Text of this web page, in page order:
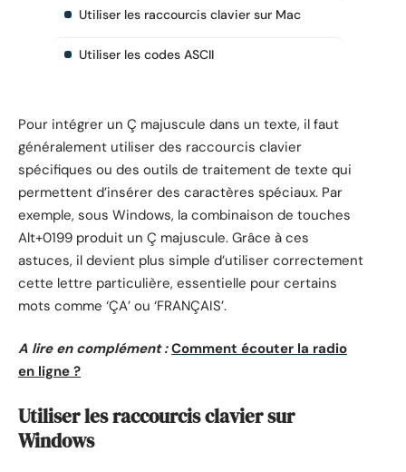
Utiliser les raccourcis clavier sur Mac
Utiliser les codes ASCII
Pour intégrer un Ç majuscule dans un texte, il faut
généralement utiliser des raccourcis clavier
spécifiques ou des outils de traitement de texte qui
permettent d’insérer des caractères spéciaux. Par
exemple, sous Windows, la combinaison de touches
Alt+0199 produit un Ç majuscule. Grâce à ces
astuces, il devient plus simple d’utiliser correctement
cette lettre particulière, essentielle pour certains
mots comme ‘ÇA’ ou ‘FRANÇAIS’.
A lire en complément : Comment écouter la radio
en ligne ?
Utiliser les raccourcis clavier sur
Windows